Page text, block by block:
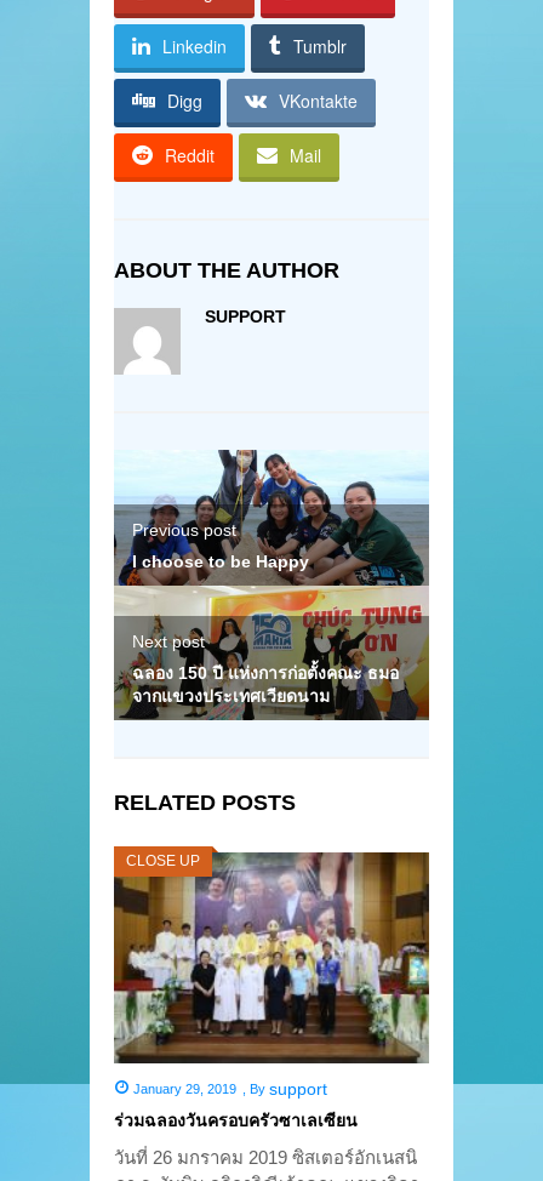
Linkedin Tumblr
Digg VKontakte
Reddit Mail
ABOUT THE AUTHOR
SUPPORT
Previous post
I choose to be Happy
Next post
ฉลอง 150 ปี แห่งการก่อตั้งคณะ ธมอ
จากแขวงประเทศเวียดนาม
RELATED POSTS
CLOSE UP
January 29, 2019 By support
ร่วมฉลองวันครอบครัวซาเลเซียน
วันที่ 26 มกราคม 2019 ซิสเตอร์อักเนสนิ